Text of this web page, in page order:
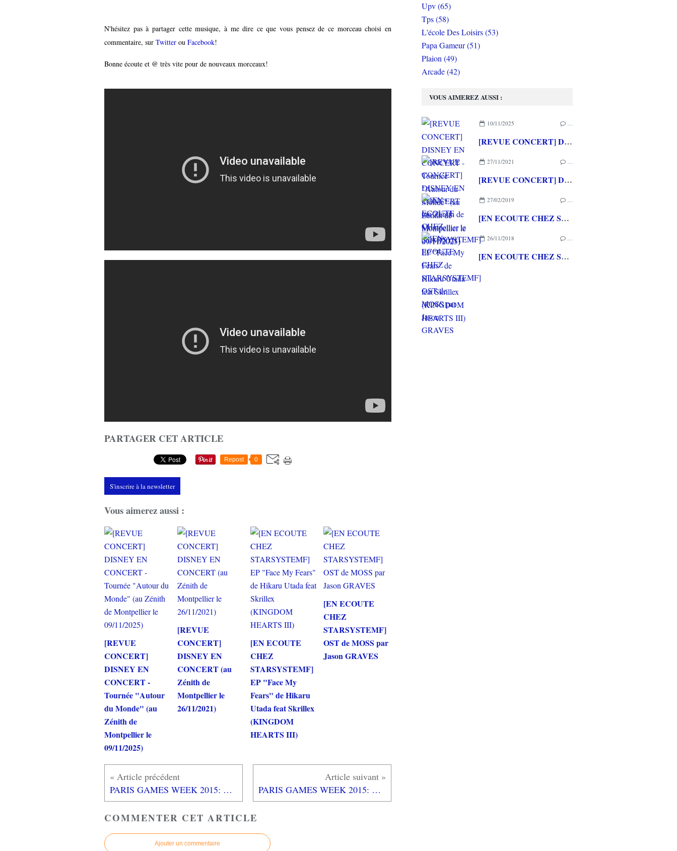
N'hésitez pas à partager cette musique, à me dire ce que vous pensez de ce morceau choisi en
commentaire, sur Twitter ou Facebook!
Bonne écoute et @ très vite pour de nouveaux morceaux!
PARTAGER CET ARTICLE
Repost 0
S'inscrire à la newsletter
Vous aimerez aussi :
[REVUE
CONCERT]
DISNEY EN
CONCERT -
Tournée "Autour
du Monde" (au
Zénith de
Montpellier le
09/11/2025)
[REVUE
CONCERT]
DISNEY EN
CONCERT (au
Zénith de
Montpellier le
26/11/2021)
[EN ECOUTE
CHEZ
STARSYSTEMF]
EP "Face My
Fears" de Hikaru
Utada feat Skrillex
(KINGDOM
HEARTS III)
[EN ECOUTE
CHEZ
STARSYSTEMF]
OST de MOSS par
Jason GRAVES
PARIS GAMES WEEK 2015: Les photos du défilé Cosplay Tomb Raider PARIS GAMES WEEK 2015: Le STAND XBOX et ses jeux
COMMENTER CET ARTICLE
Ajouter un commentaire
VOUS AIMEREZ AUSSI :
10/11/2025 …
[REVUE CONCERT] DISNEY EN CONCERT - Tournée "Autour du Monde" (au Zénith de Montpellier le 09/11/2025)
27/11/2021 …
[REVUE CONCERT] DISNEY EN CONCERT (au Zénith de Montpellier le 26/11/2021)
27/02/2019 …
[EN ECOUTE CHEZ STARSYSTEMF] EP "Face My Fears" de Hikaru Utada feat Skrillex (KINGDOM HEARTS III)
26/11/2018 …
[EN ECOUTE CHEZ STARSYSTEMF] OST de MOSS par Jason GRAVES
Upv (65)
Tps (58)
L'école Des Loisirs (53)
Papa Gameur (51)
Plaion (49)
Arcade (42)